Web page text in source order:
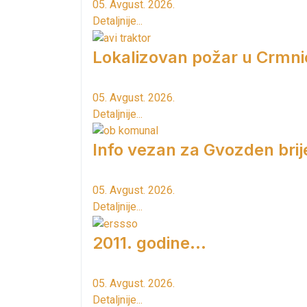
05. Avgust. 2026.
Detaljnije...
Lokalizovan požar u
05. Avgust. 2026.
Detaljnije...
Info vezan za Gvozden
05. Avgust. 2026.
Detaljnije...
2011. godine...
05. Avgust. 2026.
Detaljnije...